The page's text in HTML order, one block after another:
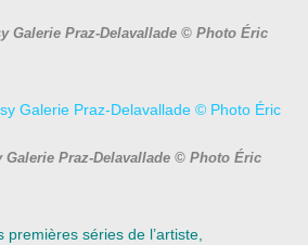
Galerie Praz-Delavallade © Photo Éric
Galerie Praz-Delavallade © Photo Éric
séries de l’artiste,